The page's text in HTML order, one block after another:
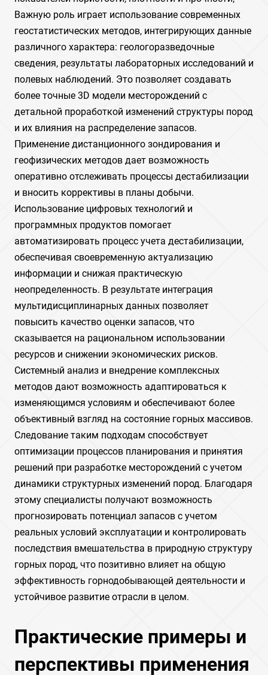
Важную роль играет использование современных
геостатистических методов, интегрирующих данные
различного характера: геологоразведочные
сведения, результаты лабораторных исследований и
полевых наблюдений. Это позволяет создавать
более точные 3D модели месторождений с
детальной проработкой изменений структуры пород
и их влияния на распределение запасов.
Применение дистанционного зондирования и
геофизических методов дает возможность
оперативно отслеживать процессы дестабилизации
и вносить коррективы в планы добычи.
Использование цифровых технологий и
программных продуктов помогает
автоматизировать процесс учета дестабилизации,
обеспечивая своевременную актуализацию
информации и снижая практическую
неопределенность. В результате интеграция
мультидисциплинарных данных позволяет
повысить качество оценки запасов, что
сказывается на рациональном использовании
ресурсов и снижении экономических рисков.
Системный анализ и внедрение комплексных
методов дают возможность адаптироваться к
изменяющимся условиям и обеспечивают более
объективный взгляд на состояние горных массивов.
Следование таким подходам способствует
оптимизации процессов планирования и принятия
решений при разработке месторождений с учетом
динамики структурных изменений пород. Благодаря
этому специалисты получают возможность
прогнозировать потенциал запасов с учетом
реальных условий эксплуатации и контролировать
последствия вмешательства в природную структуру
горных пород, что позитивно влияет на общую
эффективность горнодобывающей деятельности и
устойчивое развитие отрасли в целом.
Практические примеры и
перспективы применения